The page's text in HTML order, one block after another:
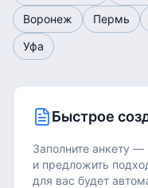
Воронеж
Пермь
Уфа
Быстрое
Заполните анкету —
и предложить
для вас будет